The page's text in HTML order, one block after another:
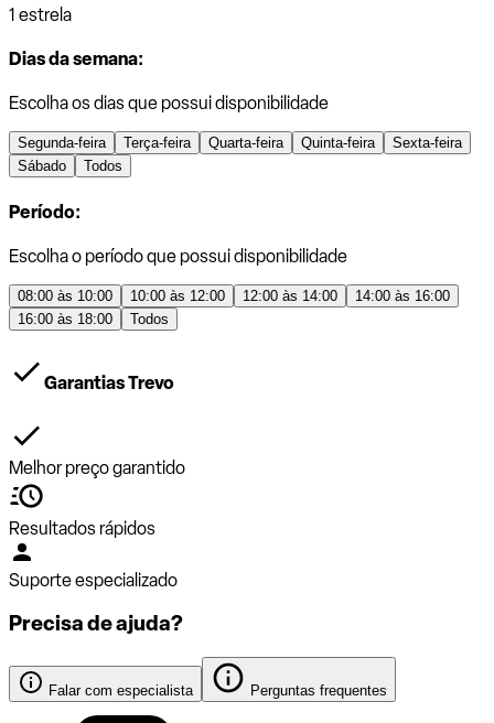
1 estrela
Dias da semana:
Escolha os dias que possui disponibilidade
Segunda-feira Terça-feira Quarta-feira Quinta-feira
Sexta-feira
Sábado
Todos
Período:
Escolha o período que possui disponibilidade
08:00 às 10:00 10:00 às 12:00 12:00 às 14:00
14:00 às 16:00
16:00 às 18:00
Todos
Garantias Trevo
Melhor preço garantido
Resultados rápidos
Suporte especializado
Precisa de ajuda?
Falar com especialista Perguntas frequentes